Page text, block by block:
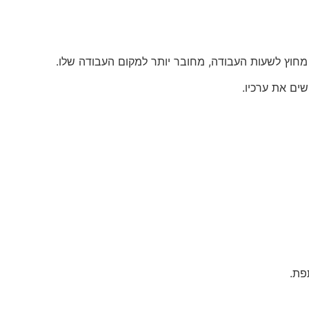
לשעות העבודה, מחובר יותר למקום העבודה שלו.
את ערכיו.